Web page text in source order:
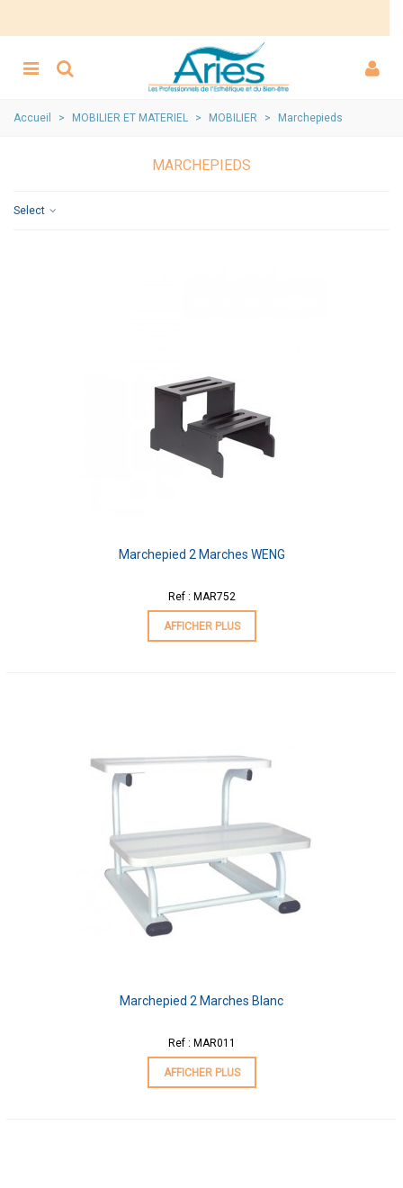
Accueil > MOBILIER ET MATERIEL > MOBILIER > Marchepieds
MARCHEPIEDS
Select
Marchepied 2 Marches WENG
Ref : MAR752
AFFICHER PLUS
Marchepied 2 Marches Blanc
Ref : MAR011
AFFICHER PLUS